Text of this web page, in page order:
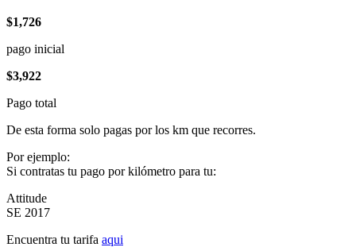
$1,726
pago inicial
$3,922
Pago total
De esta forma solo pagas por los km que recorres.
Por ejemplo:
Si contratas tu pago por kilómetro para tu:
Attitude
SE 2017
Encuentra tu tarifa aqui